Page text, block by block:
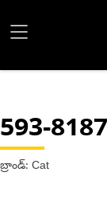
593-8187
బ్రాండ్: Cat